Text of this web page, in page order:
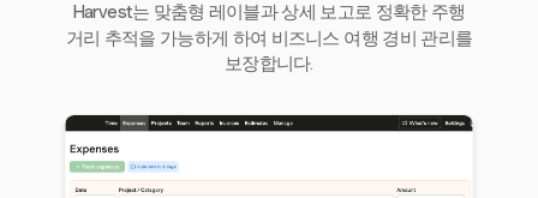
Harvest는 맞춤형 레이블과 상세 보고로 정확한 주행
거리 추적을 가능하게 하여 비즈니스 여행 경비 관리를
보장합니다.